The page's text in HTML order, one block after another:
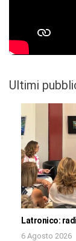
Ultimi
Latronico:
6 Agosto 2026